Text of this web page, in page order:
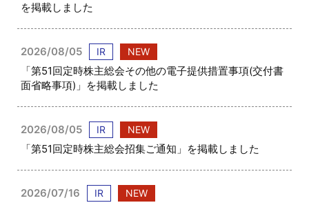
を掲載しました
2026/08/05 IR NEW
「第51回定時株主総会その他の電子提供措置事項(交付書
面省略事項)」を掲載しました
2026/08/05 IR NEW
「第51回定時株主総会招集ご通知」を掲載しました
2026/07/16 IR NEW